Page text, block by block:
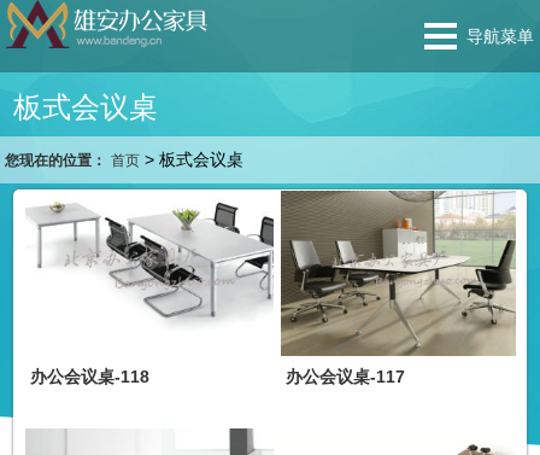
导航菜单
板式会议桌
您现在的位置： 首页 >板式会议桌
办公会议桌-118 办公会议桌-117